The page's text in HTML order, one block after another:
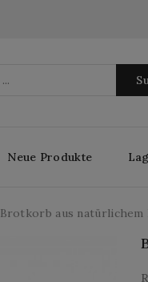
Neue Produkte
Brotkorb aus natürlichem